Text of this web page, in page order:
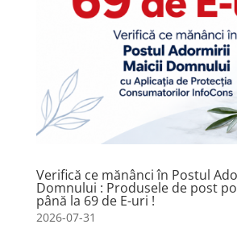
Verifică ce mănânci în Postul
Domnului : Produsele de post
până la 69 de E-uri !
2026-07-31